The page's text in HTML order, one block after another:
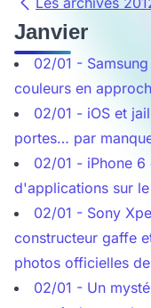
Janvier
02/01 -
couleurs en
02/01 - iOS et
portes… par
02/01 - iPhone 6
d'applications sur
02/01 - Sony
constructeur gaffe
photos officielles
02/01 - Un